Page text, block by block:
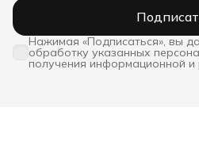
Нажимая «Подписаться», вы
обработку указанных
получения информационной и